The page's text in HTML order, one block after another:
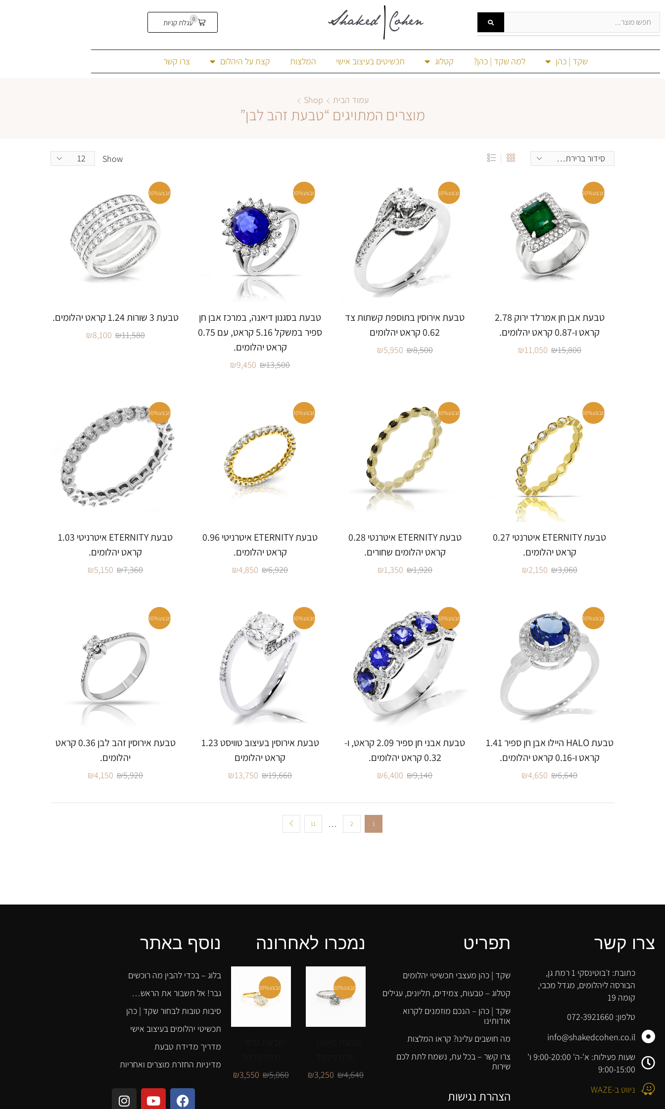
0עגלת קניות
שקד | כהן למה שקד | כהן? קטלוג תכשיטים בעיצוב אישי המלצות קצת על היהלום צרו קשר
עמוד הבית Shop
מוצרים המתויגים “טבעת זהב לבן”
Show
מבצע30%
טבעת אבן חן אמרלד ירוק 2.78
קראט ו-0.87 קראט יהלומים.
₪15,800
₪11,050
מבצע30%
טבעת אירוסין בתוספת קשתות צד
0.62 קראט יהלומים
₪8,500
₪5,950
מבצע30%
טבעת בסגנון דיאנה, במרכז אבן חן
ספיר במשקל 5.16 קראט, עם 0.75
קראט יהלומים.
₪13,500
₪9,450
מבצע30%
טבעת 3 שורות 1.24 קראט יהלומים.
₪11,580
₪8,100
מבצע30%
טבעת ETERNITY איטרנטי 0.27
קראט יהלומים.
₪3,060
₪2,150
מבצע30%
טבעת ETERNITY איטרנטי 0.28
קראט יהלומים שחורים.
₪1,920
₪1,350
מבצע30%
טבעת ETERNITY איטרניטי 0.96
קראט יהלומים.
₪6,920
₪4,850
מבצע30%
טבעת ETERNITY איטרניטי 1.03
קראט יהלומים.
₪7,360
₪5,150
מבצע30%
טבעת HALO היילו אבן חן ספיר 1.41
קראט ו-0.16 קראט יהלומים.
₪6,640
₪4,650
מבצע30%
טבעת אבני חן ספיר 2.09 קראט, ו-
0.32 קראט יהלומים.
₪9,140
₪6,400
מבצע30%
טבעת אירוסין בעיצוב טוויסט 1.23
קראט יהלומים
₪19,660
₪13,750
מבצע30%
טבעת אירוסין זהב לבן 0.36 קראט
יהלומים.
₪5,920
₪4,150
1
2
…
11
צרו קשר
כתובת: ז׳בוטינסקי 1 רמת גן,
הבורסה ליהלומים, מגדל מכבי,
קומה 19
טלפון: 072-3921660
info@shakedcohen.co.il
שעות פעילות: א'-ה' 9:00-20:00 ו'
9:00-15:00
ניווט ב-WAZE
תפריט
שקד | כהן מעצבי תכשיטי יהלומים
קטלוג – טבעות, צמידים, תליונים, עגילים
שקד | כהן – הנכם מוזמנים לקרוא
אודותינו
מה חושבים עלינו? קראו המלצות
צרו קשר – בכל עת, נשמח לתת לכם
שירות
הצהרת נגישות
נמכרו לאחרונה
מבצע30%
₪4,640
₪3,250
מבצע30%
₪5,060
₪3,550
נוסף באתר
בלוג – בכדי להבין מה רוכשים
גבר! אל תשבור את הראש…
סיבות טובות לבחור שקד | כהן
תכשיטי יהלומים בעיצוב אישי
מדריך מדידת טבעת
מדיניות החזרת מוצרים ואחריות